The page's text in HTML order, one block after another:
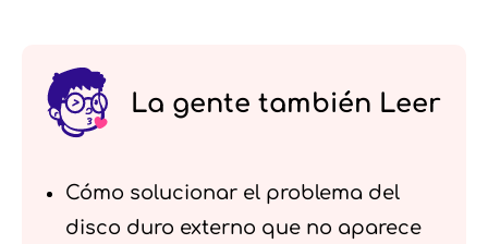
La gente también Leer
Cómo solucionar el problema del
disco duro externo que no aparece